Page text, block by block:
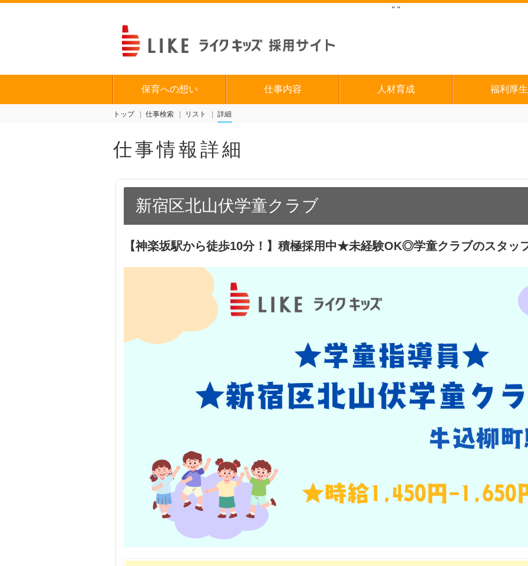
" "
保育への想い 仕事内容 人材育成 福利厚生
トップ 仕事検索 リスト 詳細
仕事情報詳細
新宿区北山伏学童クラブ
【神楽坂駅から徒歩10分！】積極採用中★未経験OK◎学童クラブのスタッ